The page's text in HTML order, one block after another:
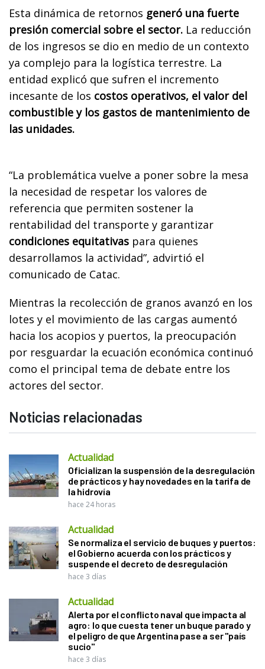
Esta dinámica de retornos generó una fuerte
presión comercial sobre el sector. La reducción
de los ingresos se dio en medio de un contexto
ya complejo para la logística terrestre. La
entidad explicó que sufren el incremento
incesante de los costos operativos, el valor del
combustible y los gastos de mantenimiento de
las unidades.
“La problemática vuelve a poner sobre la mesa
la necesidad de respetar los valores de
referencia que permiten sostener la
rentabilidad del transporte y garantizar
condiciones equitativas para quienes
desarrollamos la actividad”, advirtió el
comunicado de Catac.
Mientras la recolección de granos avanzó en los
lotes y el movimiento de las cargas aumentó
hacia los acopios y puertos, la preocupación
por resguardar la ecuación económica continuó
como el principal tema de debate entre los
actores del sector.
Noticias relacionadas
Actualidad
Oficializan la suspensión de la desregulación
de prácticos y hay novedades en la tarifa de
la hidrovía
hace 24 horas
Actualidad
Se normaliza el servicio de buques y puertos:
el Gobierno acuerda con los prácticos y
suspende el decreto de desregulación
hace 3 días
Actualidad
Alerta por el conflicto naval que impacta al
agro: lo que cuesta tener un buque parado y
el peligro de que Argentina pase a ser "país
sucio"
hace 3 días